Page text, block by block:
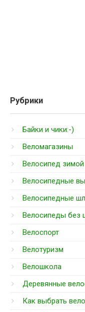
Рубрики
Байки и чики:-)
Веломагазины
Велосипед зимой
Велосипедные
Велосипедные
Велосипеды без
Велоспорт
Велотуризм
Велошкола
Деревянные
Как выбрать